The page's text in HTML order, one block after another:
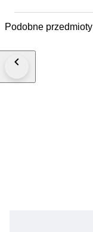
Podobne przedmioty